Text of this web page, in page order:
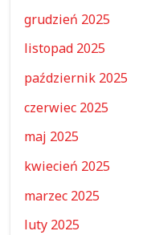
grudzień 2025
listopad 2025
październik 2025
czerwiec 2025
maj 2025
kwiecień 2025
marzec 2025
luty 2025